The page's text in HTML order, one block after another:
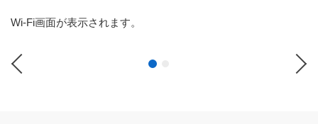
Wi-Fi画面が表示されます。